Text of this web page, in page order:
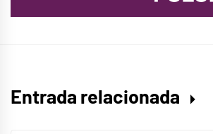
Entrada relacionada